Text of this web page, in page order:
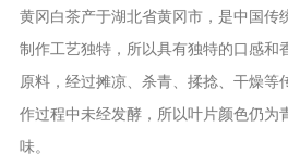
黄冈白茶产于湖北省黄冈市，是中国传
制作工艺独特，所以具有独特的口感和
原料，经过摊凉、杀青、揉捻、干燥等
作过程中未经发酵，所以叶片颜色仍为
味。
茶叶健康价